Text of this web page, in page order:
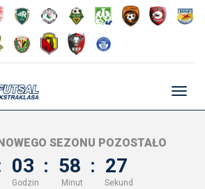
SEZONU POZOSTAŁO
03 : 58 : 26
Godzin Minut Sekund